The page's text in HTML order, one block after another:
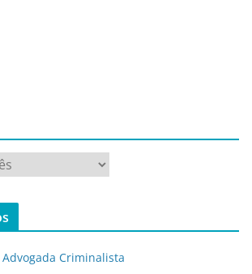
Criminalista